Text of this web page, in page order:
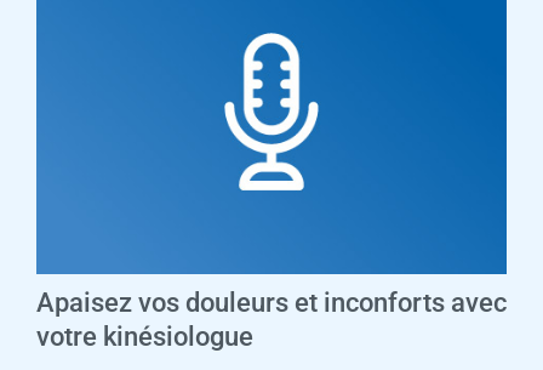
Apaisez vos douleurs et inconforts avec
votre kinésiologue